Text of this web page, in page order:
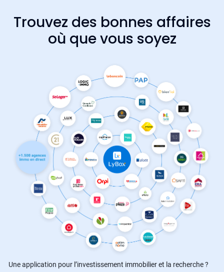
Trouvez des bonnes affaires
où que vous soyez
Une application pour l’investissement immobilier et la recherche ?